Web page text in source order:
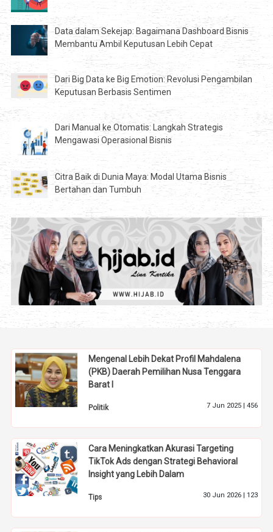
Data dalam Sekejap: Bagaimana Dashboard Bisnis
Membantu Ambil Keputusan Lebih Cepat
Dari Big Data ke Big Emotion: Revolusi Pengambilan
Keputusan Berbasis Sentimen
Dari Manual ke Otomatis: Langkah Strategis
Mengawasi Operasional Bisnis
Citra Baik di Dunia Maya: Modal Utama Bisnis
Bertahan dan Tumbuh
Mengenal Lebih Dekat Profil Mahdalena
(PKB) Daerah Pemilihan Nusa Tenggara
Barat I
Politik 7 Jun 2025 | 456
Cara Meningkatkan Akurasi Targeting
TikTok Ads dengan Strategi Behavioral
Insight yang Lebih Dalam
Tips 30 Jun 2026 | 123